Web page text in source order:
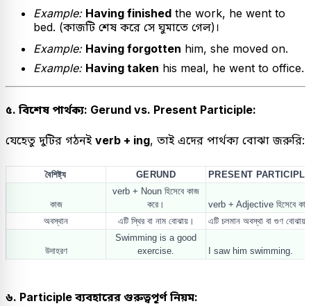
Example: Having finished the work, he went to
bed. (কাজটি শেষ করে সে ঘুমাতে গেল)।
Example: Having forgotten him, she moved on.
Example: Having taken his meal, he went to office.
৫. বিশেষ পার্থক্য: Gerund vs. Present Participle:
যেহেতু দুটির গঠনই verb + ing, তাই এদের পার্থক্য বোঝা জরুরি:
বৈশিষ্ট্য GERUND PRESENT PARTICIPLE
কাজ
verb + Noun হিসেবে কাজ
করে।
verb + Adjective হিসেবে
অবস্থান
এটি স্থির বা নাম বোঝায়। এটি চলমান অবস্থা বা গুণ বোঝায়।
উদাহরণ
Swimming is a good
exercise.
I saw him swimming.
৬. Participle ব্যবহারের গুরুত্বপূর্ণ নিয়ম: